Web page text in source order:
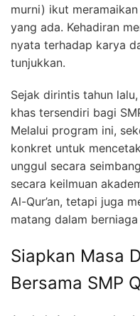
murni) ikut
yang ada. Kehadiran
nyata terhadap karya
tunjukkan.
Sejak dirintis tahun
khas tersendiri bagi
Melalui program ini,
konkret untuk
unggul secara
secara keilmuan
Al-Qur’an, tetapi juga
matang dalam
Siapkan Masa
Bersama SMP